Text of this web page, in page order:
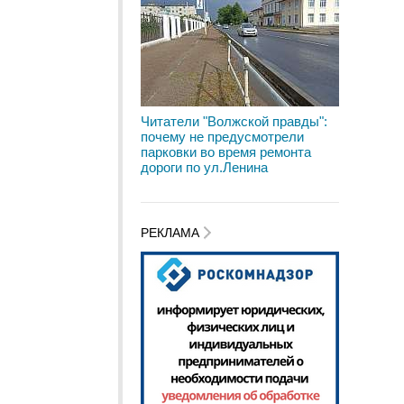
Читатели "Волжской правды":
почему не предусмотрели
парковки во время ремонта
дороги по ул.Ленина
РЕКЛАМА